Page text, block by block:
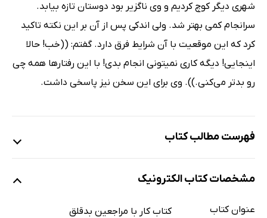
شهری دیگر کوچ کردیم و وی ناگزیر بود دوستان تازه بیابد.
سرانجام کمی بهتر شد. ولی اندکی پس از آن بر این نکته تاکید
کرد که این موقعیت با آن شرایط فرق دارد. گفتم: ((خب! حالا
اینجایی! دیگه کاری نمیتونی انجام بدی! با این رفتارها همه چی
رو بدتر می‌کنی.)). وی برای این سخن نیز پاسخی داشت.
فهرست مطالب کتاب
فصل1- مراجعین بدقلق
مشخصات کتاب الکترونیک
عنوان کتاب
کتاب کار با مراجعین بدقلق